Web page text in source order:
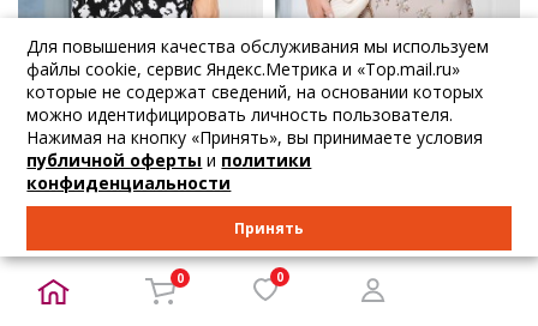
3 605₽ 3 795₽
Lavira
Туника чёрная с...
46 50 52 54 56 58 60...
4 023 ₽ 4 235₽
Lavira
Туника бежевая...
Для повышения качества обслуживания мы используем
файлы cookie, сервис Яндекс.Метрика и «Top.mail.ru»
которые не содержат сведений, на основании которых
можно идентифицировать личность пользователя.
Нажимая на кнопку «Принять», вы принимаете условия
публичной оферты и политики
конфиденциальности
Принять
0 0